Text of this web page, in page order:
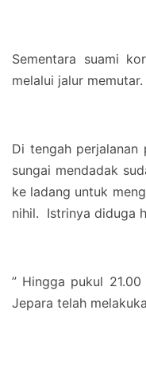
Sementara suami
melalui jalur memutar.
Di tengah perjalanan
sungai mendadak
ke ladang untuk
nihil. Istrinya diduga
” Hingga pukul
Jepara telah